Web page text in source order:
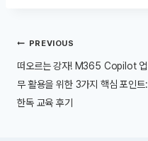
글
내
비
게
PREVIOUS
떠오르는 강자! M365 Copilot 업
무 활용을 위한 3가지 핵심 포인트:
한독 교육 후기